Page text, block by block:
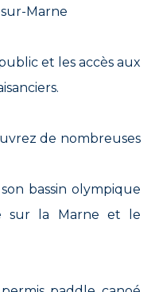
Marne
et les accès aux
de nombreuses
bassin olympique
sur la Marne et le